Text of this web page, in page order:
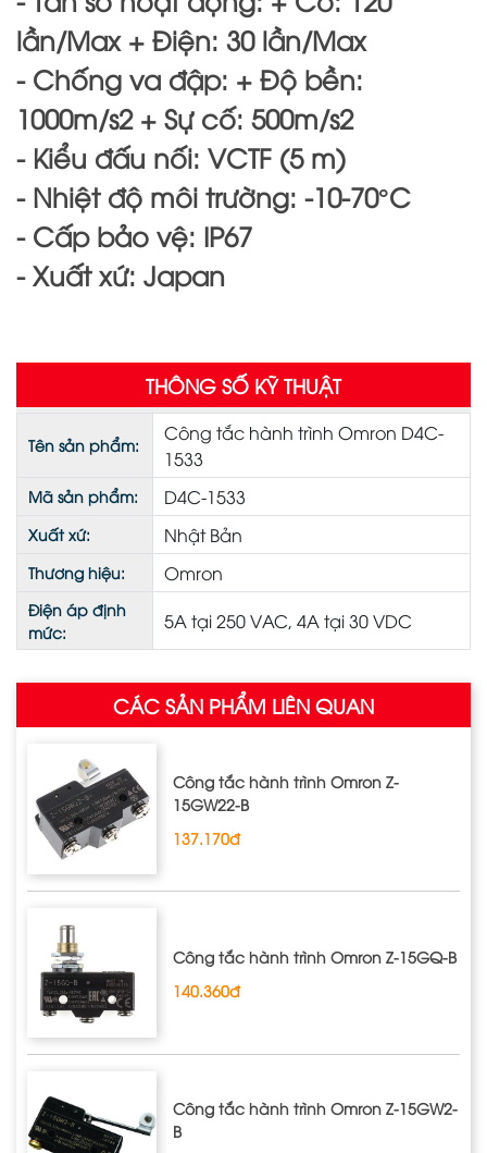
lần/Max + Điện: 30 lần/Max
- Chống va đập: + Độ bền:
1000m/s2 + Sự cố: 500m/s2
- Kiểu đấu nối: VCTF (5 m)
- Nhiệt độ môi trường: -10-70°C
- Cấp bảo vệ: IP67
- Xuất xứ: Japan
THÔNG SỐ KỸ THUẬT
Tên sản phẩm:
Công tắc hành trình Omron D4C-
1533
Mã sản phẩm: D4C-1533
Xuất xứ: Nhật Bản
Thương hiệu: Omron
Điện áp định
mức:
5A tại 250 VAC, 4A tại 30 VDC
CÁC SẢN PHẨM LIÊN QUAN
Công tắc hành trình Omron Z‐
15GW22‐B
137.170đ
Công tắc hành trình Omron Z‐15GQ‐B
140.360đ
Công tắc hành trình Omron Z‐15GW2‐
B